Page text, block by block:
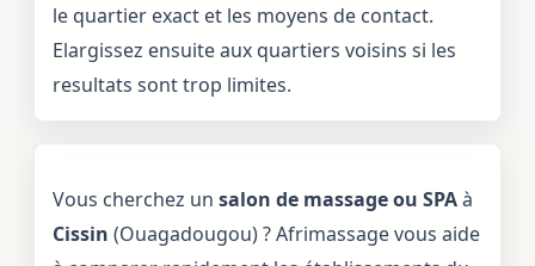
le quartier exact et les moyens de contact.
Elargissez ensuite aux quartiers voisins si les
resultats sont trop limites.
Vous cherchez unsalon de massage ou SPAà
Cissin (Ouagadougou) ? Afrimassage vous aide